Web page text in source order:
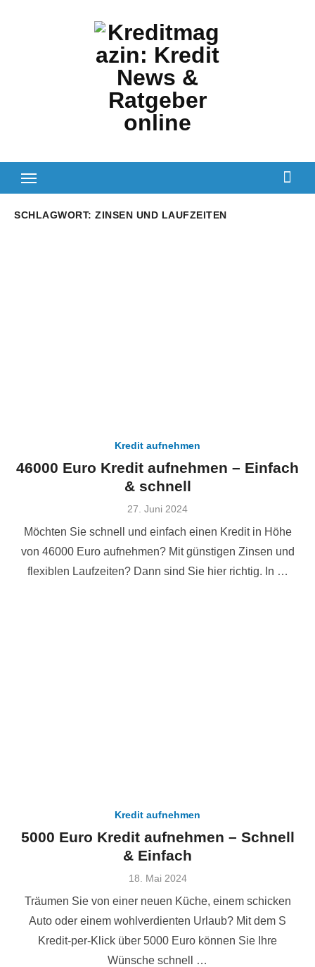
SCHLAGWORT: ZINSEN UND LAUFZEITEN
Kredit aufnehmen
46000 Euro Kredit aufnehmen – Einfach
& schnell
Veröffentlicht
27. Juni 2024
Möchten Sie schnell und einfach einen Kredit in Höhe
von 46000 Euro aufnehmen? Mit günstigen Zinsen und
flexiblen Laufzeiten? Dann sind Sie hier richtig. In …
Kredit aufnehmen
5000 Euro Kredit aufnehmen – Schnell
& Einfach
Veröffentlicht
18. Mai 2024
Träumen Sie von einer neuen Küche, einem schicken
Auto oder einem wohlverdienten Urlaub? Mit dem S
Kredit-per-Klick über 5000 Euro können Sie Ihre
Wünsche schnell …